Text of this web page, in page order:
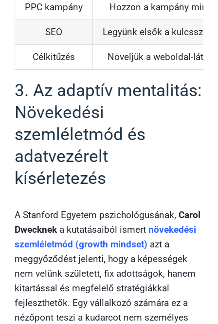
PPC kampány Hozzon a kampány
SEO Legyünk elsők a
Célkitűzés Növeljük a weboldal-
3. Az adaptív mentalitás:
Növekedési
szemléletmód és
adatvezérelt
kísérletezés
A Stanford Egyetem pszichológusának, Carol
Dweckneka kutatásaiból ismert növekedési
szemléletmód (growth mindset) azt a
meggyőződést jelenti, hogy a képességek
nem velünk született, fix adottságok, hanem
kitartással és megfelelő stratégiákkal
fejleszthetők. Egy vállalkozó számára ez a
nézőpont teszi a kudarcot nem személyes